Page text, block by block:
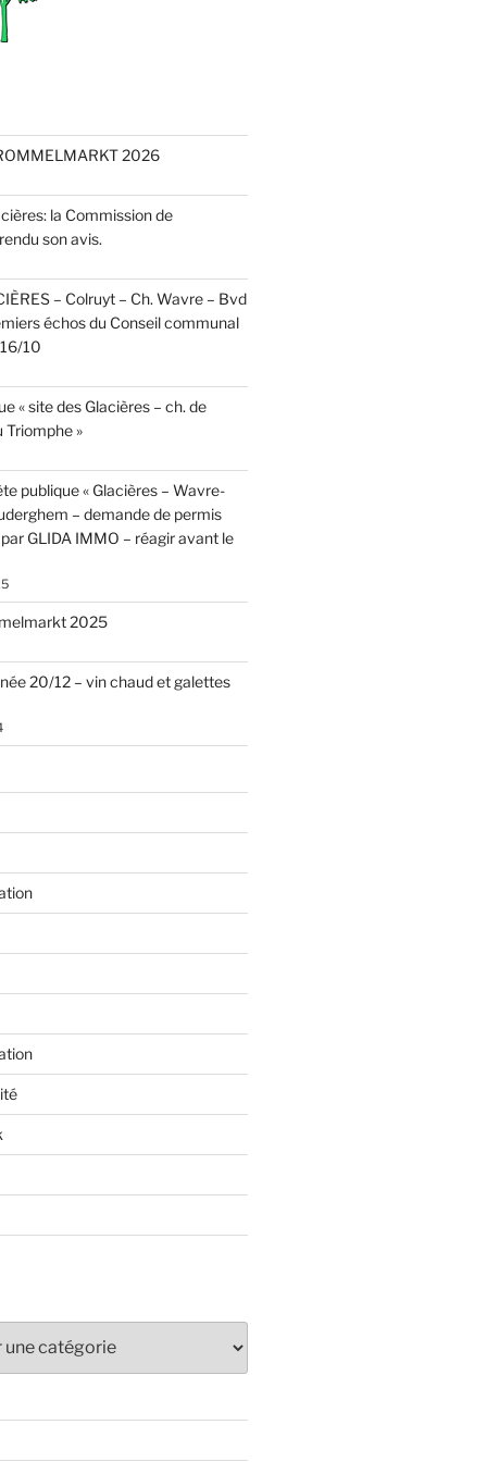
2026
la Commission de
son avis.
– Colruyt – Ch. Wavre – Bvd
échos du Conseil communal
10
« site des Glacières – ch. de
Triomphe »
publique « Glacières – Wavre-
– demande de permis
GLIDA IMMO – réagir avant le
2025
20/12 – vin chaud et galettes